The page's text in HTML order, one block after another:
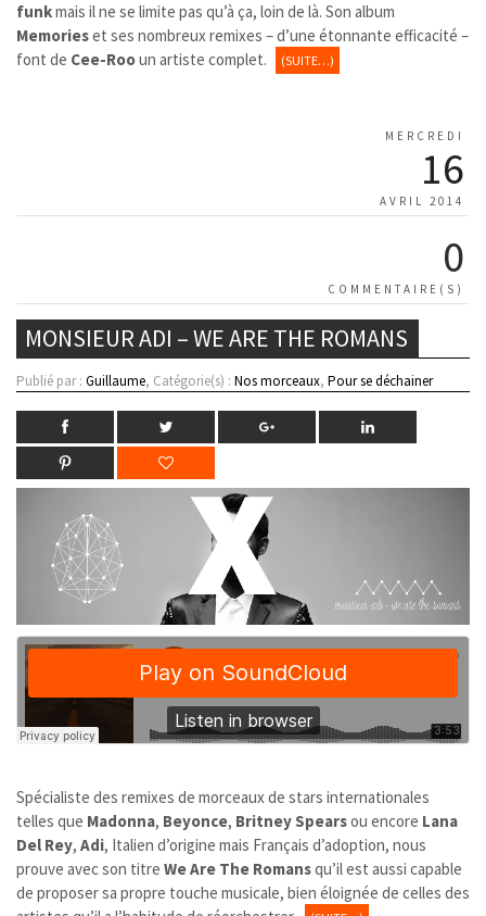
funkmais il ne se limite pas qu’à ça, loin de là. Son album
Memorieset ses nombreux remixes – d’une étonnante efficacité –
font de Cee-Rooun artiste complet. (SUITE…)
MERCREDI
16
AVRIL 2014
0
COMMENTAIRE(S)
MONSIEUR ADI – WE ARE THE ROMANS
Publié par : Guillaume, Catégorie(s) : Nos morceaux, Pour se déchainer
Spécialiste des remixes de morceaux de stars internationales
telles que Madonna, Beyonce, Britney Spearsou encore Lana
Del Rey, Adi, Italien d’origine mais Français d’adoption, nous
prouve avec son titre We Are The Romansqu’il est aussi capable
de proposer sa propre touche musicale, bien éloignée de celles des